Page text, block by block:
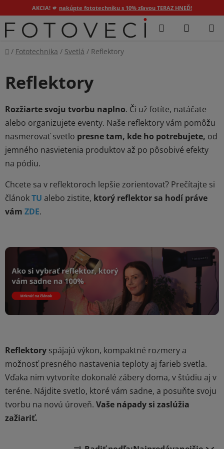
AKCIA! 🫵 nakúpte fototechniku s 10% zľavou TERAZ HNEĎ!
Prejsť
na
Hľadať
Domov
/ Fototechnika / Svetlá / Reflektory
Reflektory
Rozžiarte svoju tvorbu naplno. Či už fotíte, natáčate
alebo organizujete eventy. Naše reflektory vám pomôžu
nasmerovať svetlo presne tam, kde ho potrebujete, od
jemného nasvietenia produktov až po pôsobivé efekty
na pódiu.
Chcete sa v reflektoroch lepšie zorientovať? Prečítajte si
článokTU alebo zistite, ktorý reflektor sa hodí práve
vám ZDE.
Reflektory spájajú výkon, kompaktné rozmery a
možnosť presného nastavenia teploty aj farieb svetla.
Vďaka nim vytvoríte dokonalé zábery doma, v štúdiu aj v
teréne. Nájdite svetlo, ktoré vám sadne, a posuňte svoju
tvorbu na novú úroveň. Vaše nápady si zaslúžia
zažiariť.